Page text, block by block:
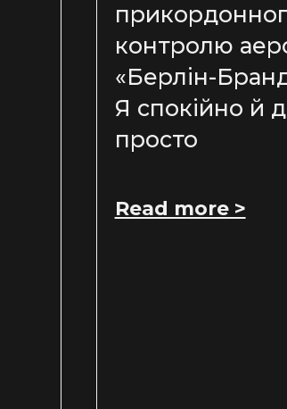
контролю
«Берлін-
Я спокійно й
просто
Read more >